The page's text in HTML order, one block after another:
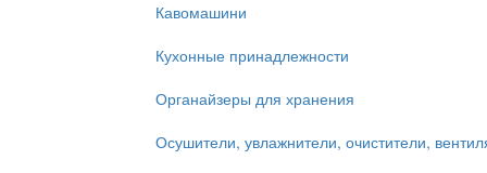
Кавомашини
Кухонные принадлежности
Органайзеры для хранения
Осушители, увлажнители, очистители,